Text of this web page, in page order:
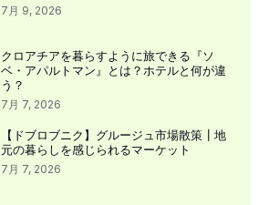
7月 9, 2026
クロアチアを暮らすように旅できる『ソ
ベ・アパルトマン』とは？ホテルと何が違
う？
7月 7, 2026
【ドブロブニク】グルージュ市場散策┃地
元の暮らしを感じられるマーケット
7月 7, 2026